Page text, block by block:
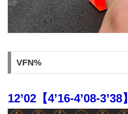
VFN%
12’02【4’16-4’08-3’38】